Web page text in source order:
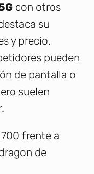
con otros
su
y precio.
pueden
de pantalla o
suelen
frente a
de